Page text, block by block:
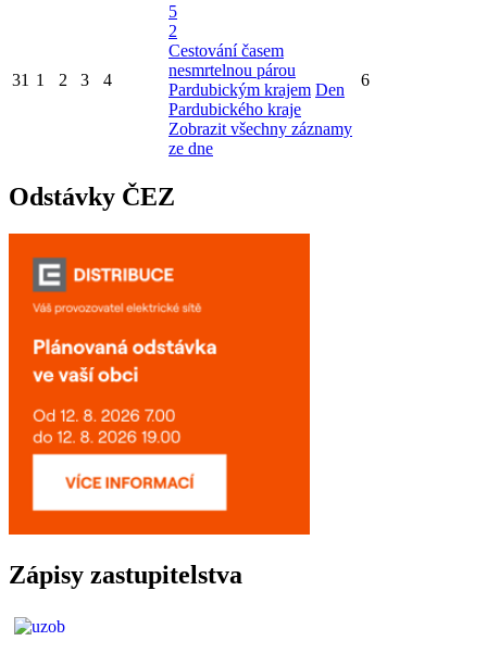
31 1 2 3 4
5
2
Cestování časem
nesmrtelnou párou
Pardubickým krajem Den
Pardubického kraje
Zobrazit všechny záznamy
ze dne
6
Odstávky ČEZ
Zápisy zastupitelstva